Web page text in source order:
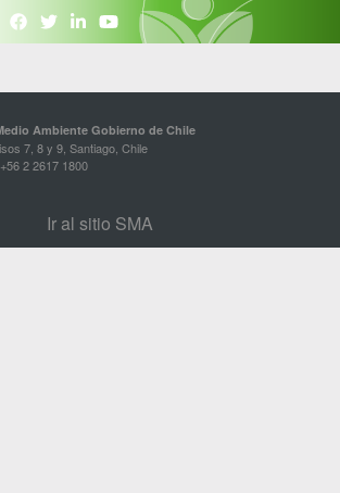
Ambiente Gobierno de Chile
7, 8 y 9, Santiago, Chile
2 2617 1800
Ir al sitio SMA